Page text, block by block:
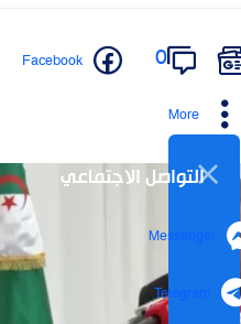
0
Facebook
More
التواصل الاجتماعي
Messenger
Telegram